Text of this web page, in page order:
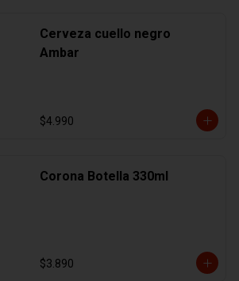
Cerveza cuello negro
Ambar
$4.990
Corona Botella 330ml
$3.890